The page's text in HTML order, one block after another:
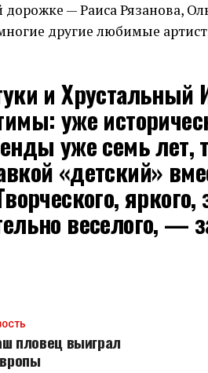
— Раиса Рязанова,
другие любимые
и
уже
уже семь лет,
«детский»
веселого, —
пловец выиграл